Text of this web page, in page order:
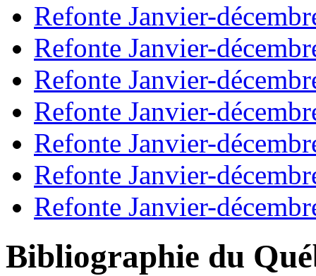
Refonte Janvier-
Refonte Janvier-
Refonte Janvier-
Refonte Janvier-
Refonte Janvier-
Refonte Janvier-
Refonte Janvier-
Bibliographie du